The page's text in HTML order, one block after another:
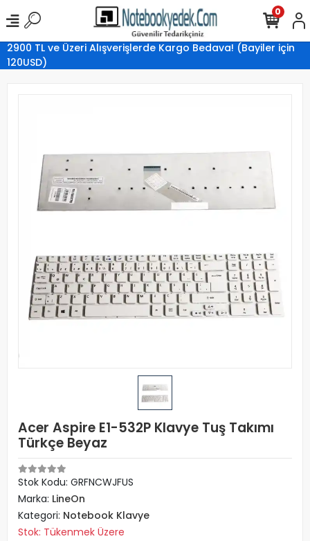
2900 TL ve Üzeri Alışverişlerde Kargo Bedava! (Bayiler için
120USD)
0
Acer Aspire E1-532P Klavye Tuş Takımı
Türkçe Beyaz
Stok Kodu: GRFNCWJFUS
Marka: LineOn
Kategori: Notebook Klavye
Stok: Tükenmek Üzere